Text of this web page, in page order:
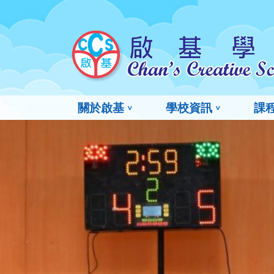
關於啟基 學校資訊 課